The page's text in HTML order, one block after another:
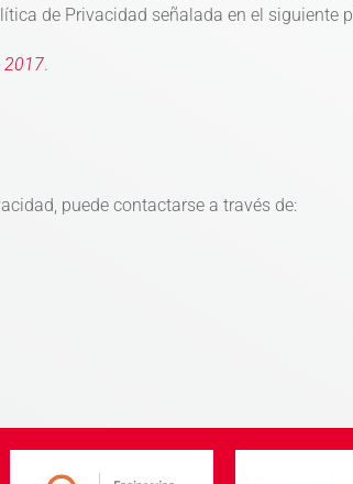
de Privacidad señalada en el siguiente
2017.
puede contactarse a través de: